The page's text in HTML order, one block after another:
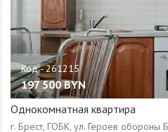
197 500 BYN
Однокомнатная квартира